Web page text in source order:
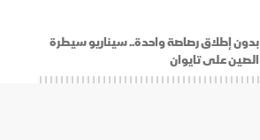
بدون إطلاق رصاصة واحدة.. سيناريو سيطرة
الصين على تايوان